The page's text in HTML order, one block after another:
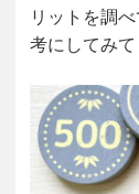
リットを調
考にしてみて